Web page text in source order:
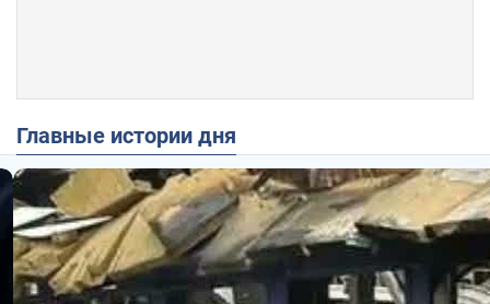
Главные истории дня